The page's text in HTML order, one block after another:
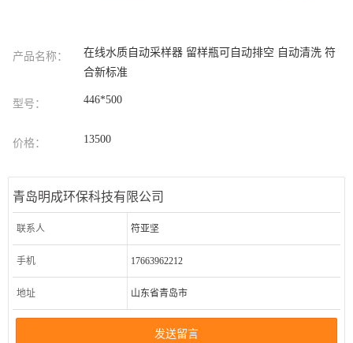
产品名称：
在线水质自动采样器 留样瓶可自动排空 自动清洗 符
合新标准
型号： 446*500
价格： 13500
青岛明成环保科技有限公司
联系人 符亚坚
手机 17663962212
地址 山东省青岛市
发送留言